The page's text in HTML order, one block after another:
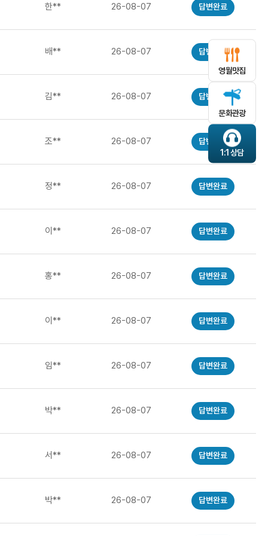
한** 26-08-07 답변완료
배** 26-08-07 답변완료
김** 26-08-07 답변완료
조** 26-08-07 답변완료
정** 26-08-07 답변완료
이** 26-08-07 답변완료
홍** 26-08-07 답변완료
이** 26-08-07 답변완료
임** 26-08-07 답변완료
박** 26-08-07 답변완료
서** 26-08-07 답변완료
박** 26-08-07 답변완료
영월맛집
문화관광
1:1 상담